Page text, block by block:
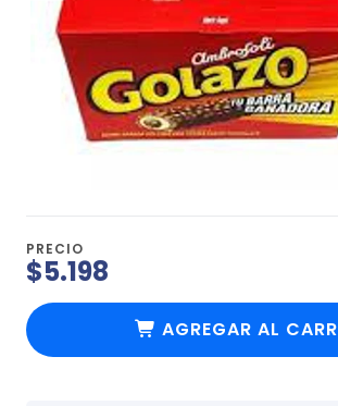
PRECIO
$5.198
AGREGAR AL